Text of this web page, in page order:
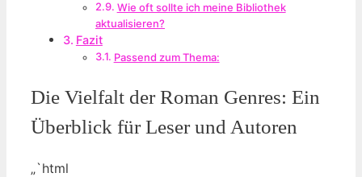
Wie oft sollte ich meine Bibliothek
aktualisieren?
Fazit
Passend zum Thema:
Die Vielfalt der Roman Genres: Ein
Überblick für Leser und Autoren
„`html